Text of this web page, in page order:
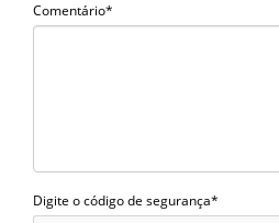
Comentário*
Digite o código de segurança*